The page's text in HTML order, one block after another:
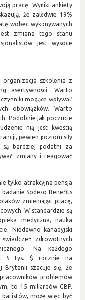
pracę. Wyniki ankiety
że zaledwie 19%
wobec wykonywanych
zmiana tego stanu
jest wysoce
organizacja szkolenia z
asertywności. Warto
mogące wpływać
obowiązków. Warto
Podobnie jak poczucie
nią jest kwestią
pewien poziom siły
są bardziej podatni za
zmiany i reagować
tylko atrakcyjna pensja
Sodexo Benefits
zmieniając pracę,
W standardzie są
medyczna, nauka
Niedawno kanadyjski
zdrowotnych
Na każdego
5 tys. $ rocznie na
Brytanii szacuje się, że
problemów
to 15 miliardów GBP.
może więc być